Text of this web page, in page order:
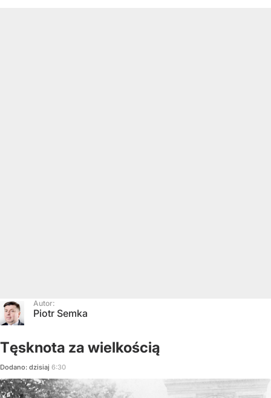
Autor:
Piotr Semka
Tęsknota za wielkością
Dodano: dzisiaj 6:30